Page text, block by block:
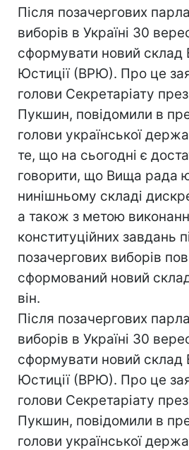
Після позачергових
виборів в Україні 30
сформувати новий склад
Юстиції (ВРЮ). Про це
голови Секретаріату
Пукшин, повідомили в
голови української
те, що на сьогодні є
говорити, що Вища рада
нинішньому складі
а також з метою
конституційних завдань
позачергових виборів
сформований новий
він.
Після позачергових
виборів в Україні 30
сформувати новий склад
Юстиції (ВРЮ). Про це
голови Секретаріату
Пукшин, повідомили в
голови української